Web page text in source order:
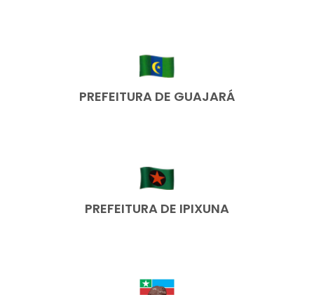
PREFEITURA DE GUAJARÁ
PREFEITURA DE IPIXUNA